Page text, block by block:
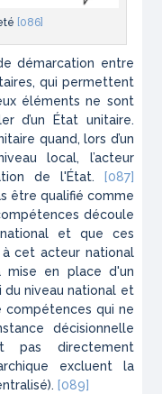
[086]
démarcation entre
qui permettent
éléments ne sont
d’un État unitaire.
quand, lors d’un
local, l’acteur
de l'État.
[087]
être qualifié comme
découle
et que ces
cet acteur national
mise en place d'un
niveau national et
compétences qui ne
décisionnelle
directement
excluent la
[089]